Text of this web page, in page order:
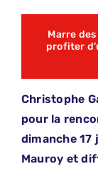
Marre
profiter
Christophe
pour la
dimanche 17
Mauroy et